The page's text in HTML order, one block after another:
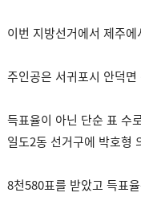
이번 지방선거에서 제주
주인공은 서귀포시 안덕
득표율이 아닌 단순 표 수
일도2동 선거구에 박호형
8천580표를 받았고 득표